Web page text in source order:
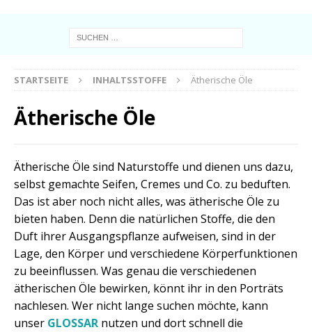
STARTSEITE INHALTSSTOFFE Ätherische Öle
Ätherische Öle
Ätherische Öle sind Naturstoffe und dienen uns dazu,
selbst gemachte Seifen, Cremes und Co. zu beduften.
Das ist aber noch nicht alles, was ätherische Öle zu
bieten haben. Denn die natürlichen Stoffe, die den
Duft ihrer Ausgangspflanze aufweisen, sind in der
Lage, den Körper und verschiedene Körperfunktionen
zu beeinflussen. Was genau die verschiedenen
ätherischen Öle bewirken, könnt ihr in den Porträts
nachlesen. Wer nicht lange suchen möchte, kann
unser GLOSSAR nutzen und dort schnell die